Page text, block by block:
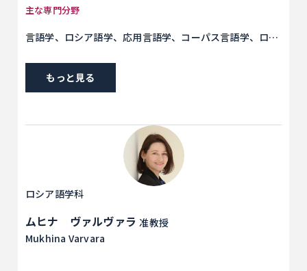
ィールドで活躍する力」を身につけてください。ロシア語
た、様々な領域における可能性を開いてくれます。私はロ
が、まだ飽きていません。4年間は本気で学ぶには短いです
し、力を抜いて過ごすとあっという間。語学力を身につ
いく手助けができればと思います。 私の研究領域は、言語
学（主にロシア語学）で、最近はロシア語と他の言語の語
彙体系を比較・記述し、その知見を学習に活かせないかと
いったテーマを扱っています。また、頻度や人間の認知能
力が言語形式に与える影響（コーパス言語学・認知言語
の接辞の意味拡張などを研究対象としています。
主な専門分野
言語学、ロシア語学、応用言語学、コーパス言語学、ロシ
もっと見る
ロシア語学科
ムヒナ ヴァルヴァラ准教授
Mukhina Varvara